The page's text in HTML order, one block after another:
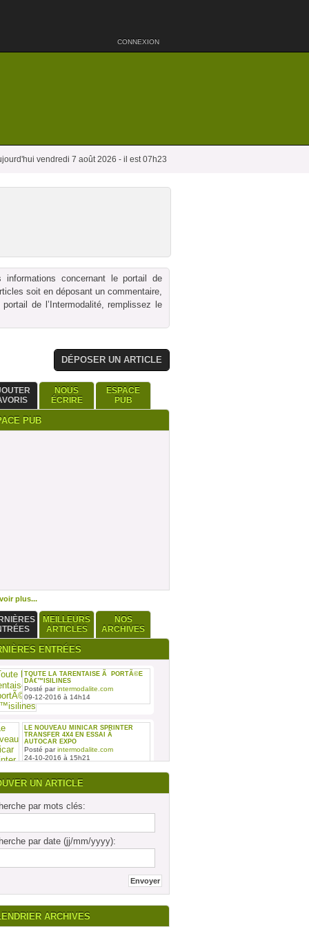
CONNEXION
vendredi 7 août 2026 - il est 07h23
concernant le portail de
soit en déposant un commentaire,
de l’Intermodalité, remplissez le
DÉPOSER UN ARTICLE
NOUS
ÉCRIRE
ESPACE
PUB
PUB
plus...
MEILLEURS
ARTICLES
NOS
ARCHIVES
ENTRÉES
TOUTE LA TARENTAISE Ã PORTÃ©E
DÂ€™ISILINES
Posté parintermodalite.com
09-12-2016 à 14h14
LE NOUVEAU MINICAR SPRINTER
TRANSFER 4X4 EN ESSAI Ã
AUTOCAR EXPO
Posté parintermodalite.com
24-10-2016 à 15h21
REMISE DES SIX PREMIERS INTOURO
MERCEDES-BENZ ASSEMBLÃ©S SUR
LE SITE DAIMLER BUSES DE LIGNY-
28-09-2016 à 17h19
UN ARTICLE
par mots clés:
par date (jj/mm/yyyy):
ARCHIVES